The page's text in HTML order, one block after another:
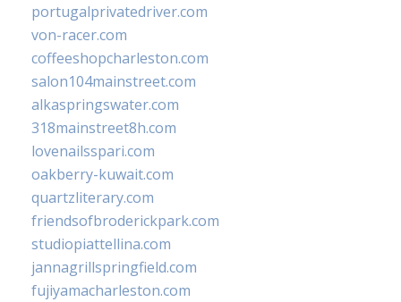
portugalprivatedriver.com
von-racer.com
coffeeshopcharleston.com
salon104mainstreet.com
alkaspringswater.com
318mainstreet8h.com
lovenailsspari.com
oakberry-kuwait.com
quartzliterary.com
friendsofbroderickpark.com
studiopiattellina.com
jannagrillspringfield.com
fujiyamacharleston.com